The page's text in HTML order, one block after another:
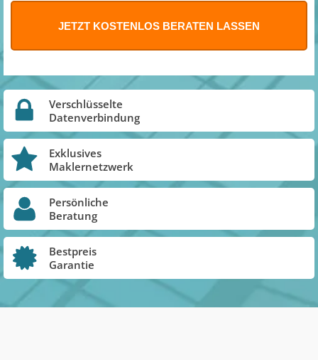
Verschlüsselte
Datenverbindung
Exklusives
Maklernetzwerk
Persönliche
Beratung
Bestpreis
Garantie